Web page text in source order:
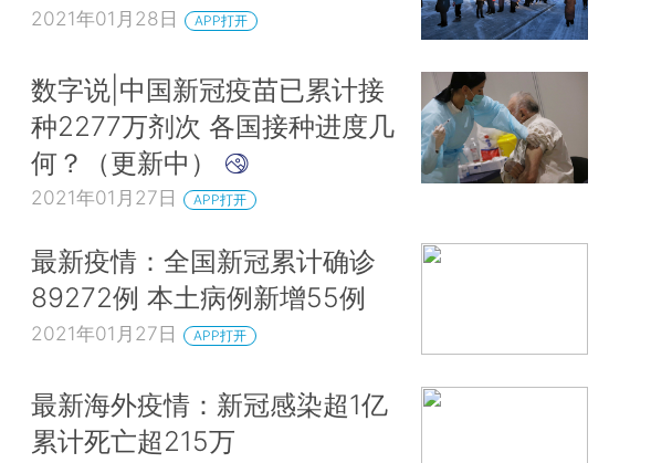
2021年01月28日 APP打开
数字说|中国新冠疫苗已累计接
种2277万剂次 各国接种进度几
何？（更新中）
2021年01月27日 APP打开
最新疫情：全国新冠累计确诊
89272例 本土病例新增55例
2021年01月27日 APP打开
最新海外疫情：新冠感染超1亿
累计死亡超215万